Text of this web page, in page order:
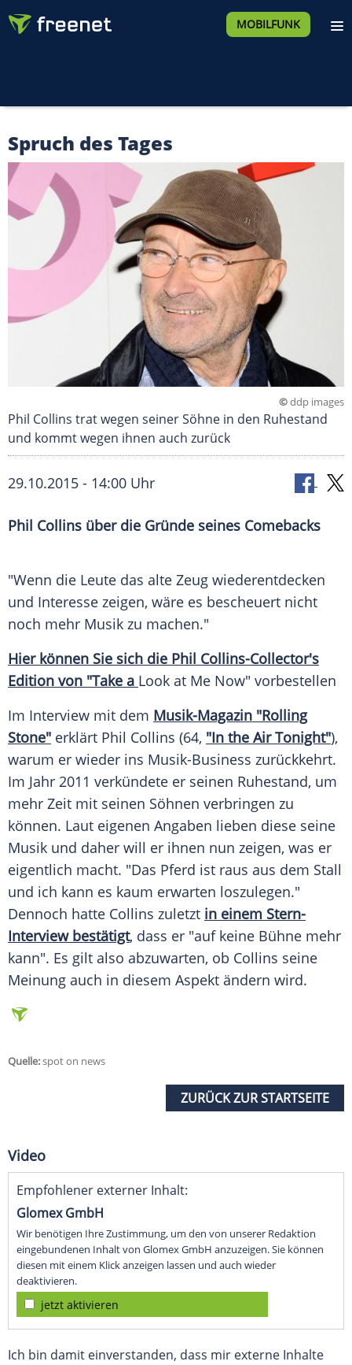
MOBILFUNK
Spruch des Tages
©ddp images
Phil Collins trat wegen seiner Söhne in den Ruhestand
und kommt wegen ihnen auch zurück
29.10.2015 - 14:00 Uhr
Phil Collins über die Gründe seines Comebacks
"Wenn die Leute das alte Zeug wiederentdecken
und Interesse zeigen, wäre es bescheuert nicht
noch mehr Musik zu machen."
Hier können Sie sich die Phil Collins-Collector's
Edition von "Take a Look at Me Now" vorbestellen
Im Interview mit dem Musik-Magazin "Rolling
Stone" erklärt Phil Collins (64, "In the Air Tonight"),
warum er wieder ins Musik-Business zurückkehrt.
Im Jahr 2011 verkündete er seinen Ruhestand, um
mehr Zeit mit seinen Söhnen verbringen zu
können. Laut eigenen Angaben lieben diese seine
Musik und daher will er ihnen nun zeigen, was er
eigentlich macht. "Das Pferd ist raus aus dem Stall
und ich kann es kaum erwarten loszulegen."
Dennoch hatte Collins zuletzt in einem Stern-
Interview bestätigt, dass er "auf keine Bühne mehr
kann". Es gilt also abzuwarten, ob Collins seine
Meinung auch in diesem Aspekt ändern wird.
Quelle:spot on news
ZURÜCK ZUR STARTSEITE
Video
Empfohlener externer Inhalt:
Glomex GmbH
Wir benötigen Ihre Zustimmung, um den von unserer Redaktion
eingebundenen Inhalt von Glomex GmbH anzuzeigen. Sie können
diesen mit einem Klick anzeigen lassen und auch wieder
deaktivieren.
jetzt aktivieren
Ich bin damit einverstanden, dass mir externe Inhalte